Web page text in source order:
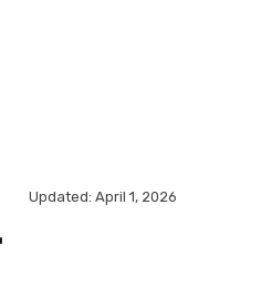
Updated: April 1, 2026